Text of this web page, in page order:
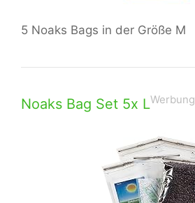
5 Noaks Bags in der Größe M
Noaks Bag Set 5x LWerbung